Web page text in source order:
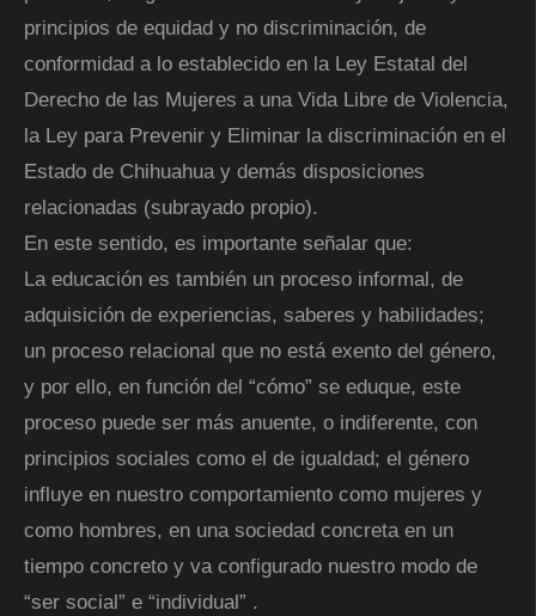
principios de equidad y no discriminación, de
conformidad a lo establecido en la Ley Estatal del
Derecho de las Mujeres a una Vida Libre de Violencia,
la Ley para Prevenir y Eliminar la discriminación en el
Estado de Chihuahua y demás disposiciones
relacionadas (subrayado propio).
En este sentido, es importante señalar que:
La educación es también un proceso informal, de
adquisición de experiencias, saberes y habilidades;
un proceso relacional que no está exento del género,
y por ello, en función del “cómo” se eduque, este
proceso puede ser más anuente, o indiferente, con
principios sociales como el de igualdad; el género
influye en nuestro comportamiento como mujeres y
como hombres, en una sociedad concreta en un
tiempo concreto y va configurado nuestro modo de
“ser social” e “individual” .